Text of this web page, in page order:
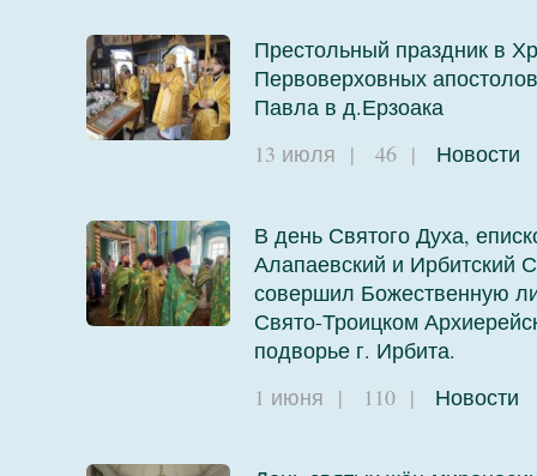
Престольный праздник в
Первоверховных
Павла в д.Ерзоака
13 июля | 46 | Новости
В день Святого Духа,
Алапаевский и Ирбитский
совершил Божественную
Свято-Троицком
подворье г. Ирбита.
1 июня | 110 | Новости